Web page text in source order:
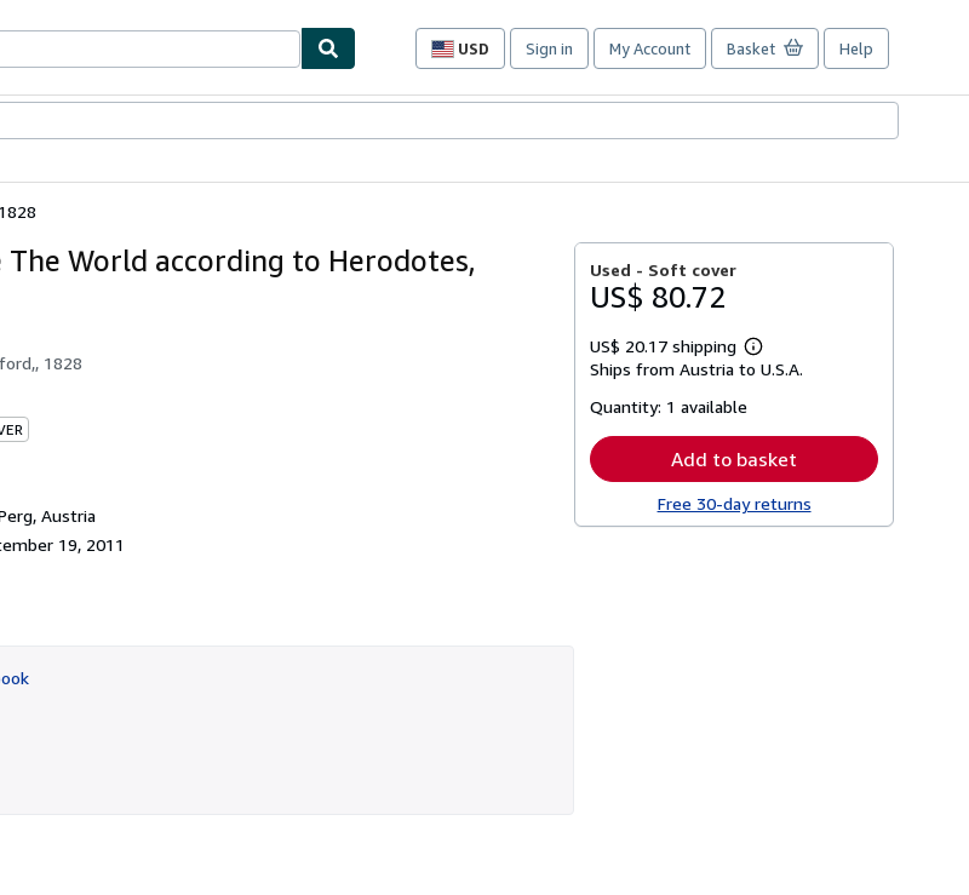
USD
Site
preferences
Sign in My Account Basket Help
World according to Herodotes,
1828
Austria
19, 2011
Used - Soft cover
US$ 80.72
US$ 20.17 shipping
Learn
more
Ships from Austria to U.S.A.
Quantity: 1 available
Add to basket
Free 30-day returns